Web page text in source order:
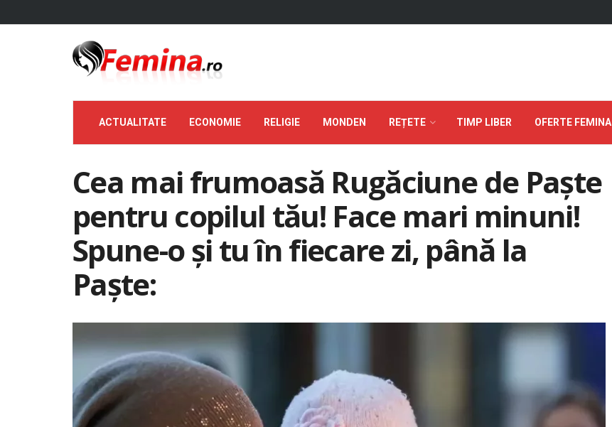
ACTUALITATE ECONOMIE RELIGIE MONDEN REȚETE TIMP LIBER OFERTE FEMINA
Cea mai frumoasă Rugăciune de Paște
pentru copilul tău! Face mari minuni!
Spune-o și tu în fiecare zi, până la
Paște: